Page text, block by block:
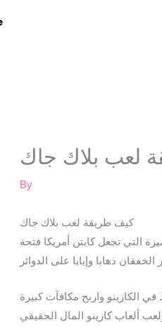
لعب بلاك جاك
By
كيف طريقة لعب بلاك جاك
التي تجعل كابتن أمريكا فتحة
الكازينو واربح مكافآت كبيرة
ألعاب كازينو المال الحقيقي